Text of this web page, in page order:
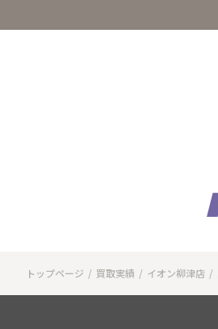
トップページ 買取実績 イオン柳津店